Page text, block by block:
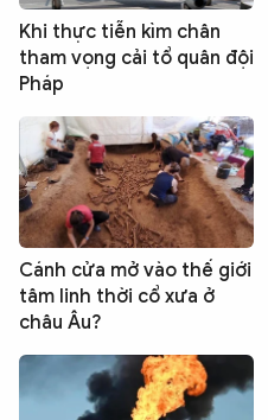
Khi thực tiễn kìm chân
tham vọng cải tổ quân đội
Pháp
Cánh cửa mở vào thế giới
tâm linh thời cổ xưa ở
châu Âu?